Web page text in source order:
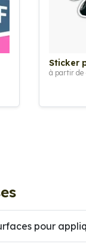
Sticker
à partir de
pour